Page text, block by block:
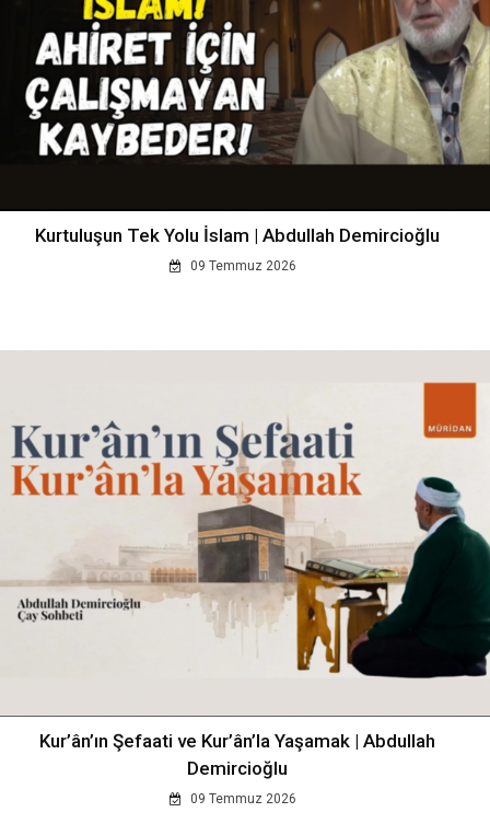
Kurtuluşun Tek Yolu İslam | Abdullah Demircioğlu
09 Temmuz 2026
Kur’ân’ın Şefaati ve Kur’ân’la Yaşamak | Abdullah
Demircioğlu
09 Temmuz 2026